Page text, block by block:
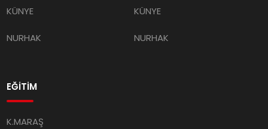
KÜNYE
NURHAK
KÜNYE
NURHAK
EĞİTİM
K.MARAŞ